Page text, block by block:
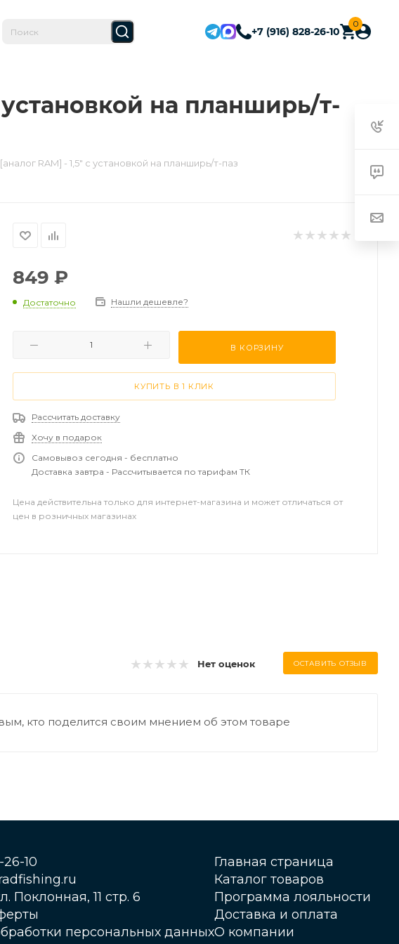
+7 (916) 828-26-10
0
на планширь/т-
RAM] - 1,5" с установкой на планширь/т-паз
849 ₽
Достаточно Нашли дешевле?
В КОРЗИНУ
КУПИТЬ В 1 КЛИК
Рассчитать доставку
Хочу в подарок
Самовывоз сегодня - бесплатно
Доставка завтра - Рассчитывается по тарифам ТК
Цена действительна только для интернет-магазина и может отличаться от
цен в розничных магазинах
Нет оценок ОСТАВИТЬ ОТЗЫВ
кто поделится своим мнением об этом товаре
26-10
Поклонная, 11 стр. 6
персональных данных
Главная страница
Каталог товаров
Программа лояльности
Доставка и оплата
О компании